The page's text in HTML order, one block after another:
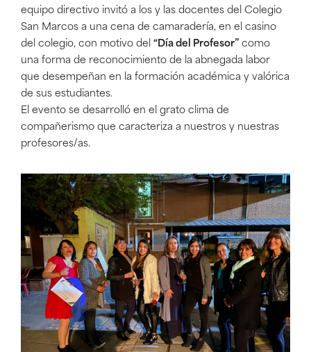
equipo directivo invitó a los y las docentes del Colegio
San Marcos a una cena de camaradería, en el casino
del colegio, con motivo del “Día del Profesor” como
una forma de reconocimiento de la abnegada labor
que desempeñan en la formación académica y valórica
de sus estudiantes.
El evento se desarrolló en el grato clima de
compañerismo que caracteriza a nuestros y nuestras
profesores/as.